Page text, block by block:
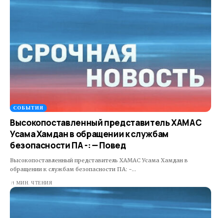
СОБЫТИЯ
Высокопоставленный представитель ХАМАС
Усама Хамдан в обращении к службам
безопасности ПА -: — Повед
Высокопоставленный представитель ХАМАС Усама Хамдан в
обращении к службам безопасности ПА: -…
1 МИН. ЧТЕНИЯ